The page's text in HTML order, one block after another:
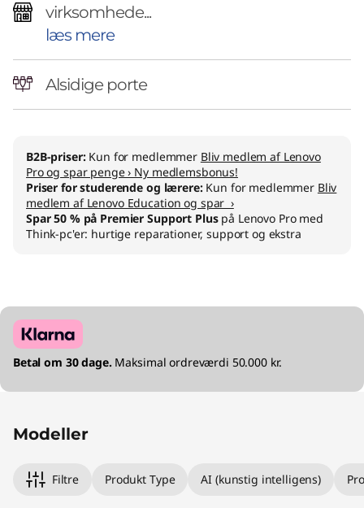
virksomhede...
læs mere
Alsidige porte
B2B-priser: Kun for medlemmer Bliv medlem af Lenovo
Pro og spar penge › Ny medlemsbonus!
Priser for studerende og lærere: Kun for medlemmer Bliv
medlem af Lenovo Education og spar ›
Spar 50 % på Premier Support Pluspå Lenovo Pro med
Think-pc'er: hurtige reparationer, support og ekstra
Betal om 30 dage. Maksimal ordreværdi 50.000 kr.
Modeller
Filtre Produkt Type AI (kunstig intelligens)